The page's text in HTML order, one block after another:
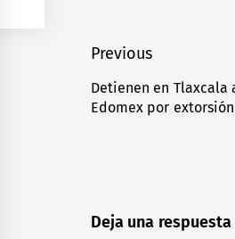
Navegación
de
entradas
Previous
Previous
post:
Detienen en Tlaxcala
Edomex por extorsión
Deja una respuesta